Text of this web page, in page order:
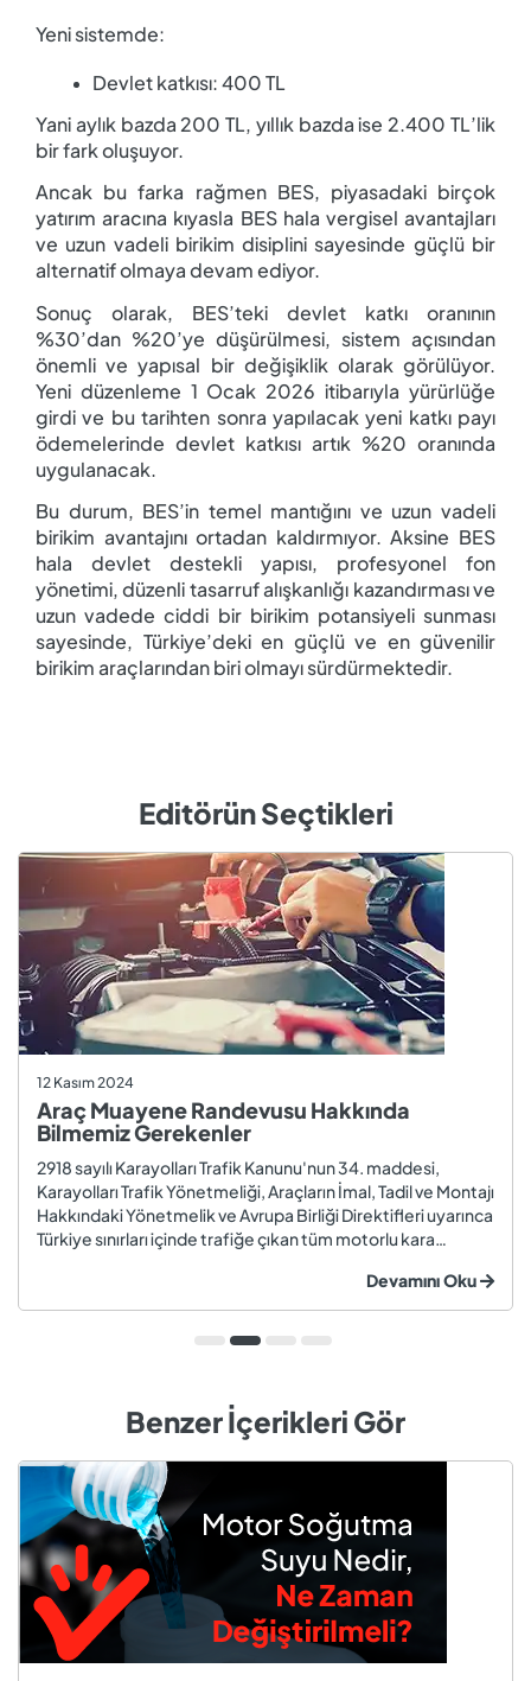
Yeni sistemde:
Devlet katkısı: 400 TL
Yani aylık bazda 200 TL, yıllık bazda ise 2.400 TL’lik
bir fark oluşuyor.
Ancak bu farka rağmen BES, piyasadaki birçok
yatırım aracına kıyasla BES hala vergisel avantajları
ve uzun vadeli birikim disiplini sayesinde güçlü bir
alternatif olmaya devam ediyor.
Sonuç olarak, BES’teki devlet katkı oranının
%30’dan %20’ye düşürülmesi, sistem açısından
önemli ve yapısal bir değişiklik olarak görülüyor.
Yeni düzenleme 1 Ocak 2026 itibarıyla yürürlüğe
girdi ve bu tarihten sonra yapılacak yeni katkı payı
ödemelerinde devlet katkısı artık %20 oranında
uygulanacak.
Bu durum, BES’in temel mantığını ve uzun vadeli
birikim avantajını ortadan kaldırmıyor. Aksine BES
hala devlet destekli yapısı, profesyonel fon
yönetimi, düzenli tasarruf alışkanlığı kazandırması ve
uzun vadede ciddi bir birikim potansiyeli sunması
sayesinde, Türkiye’deki en güçlü ve en güvenilir
birikim araçlarından biri olmayı sürdürmektedir.
Editörün Seçtikleri
12 Kasım 2024
Araç Muayene Randevusu Hakkında
Bilmemiz Gerekenler
2918 sayılı Karayolları Trafik Kanunu'nun 34. maddesi,
Karayolları Trafik Yönetmeliği, Araçların İmal, Tadil ve Montajı
Hakkındaki Yönetmelik ve Avrupa Birliği Direktifleri uyarınca
Türkiye sınırları içinde trafiğe çıkan tüm motorlu kara
zorundadır. Araç muayenesi; otomobil, motosiklet,
kamyon, kamyo...
Devamını Oku
Benzer İçerikleri Gör